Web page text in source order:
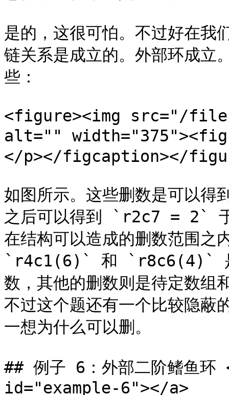
是的，这很可怕。不过好在我
链关系是成立的。外部环成立
些：
<figure><img src="/files/
alt=""
</p></figcaption></
如图所示。这些删数是可以得
之后可以得到 `r2c7 = 2` 于
在结构可以造成的删数范围之
`r4c1(6)` 和 `r8c6(4)` 是
数，其他的删数则是待定数组
不过这个题还有一个比较隐
一想为什么可以删。
## 例子 6：外部二阶鳍鱼
id="example-6"></a>